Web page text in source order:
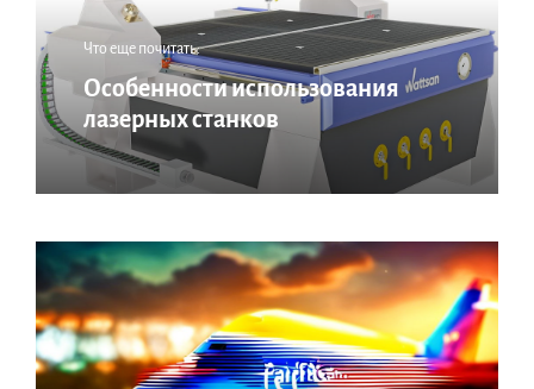
Что еще почитать:
Особенности использования
лазерных станков